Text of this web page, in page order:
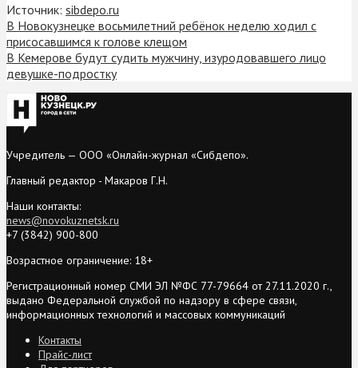
Источник: sibdepo.ru
В Новокузнецке восьмилетний ребёнок неделю ходил с
присосавшимся к голове клещом
В Кемерове будут судить мужчину, изуродовавшего лицо
девушке-подростку
Учредитель — ООО «Онлайн-журнал «Сибдепо».
Главный редактор - Макаров Г.Н.
Наши контакты:
news@novokuznetsk.ru
+7 (3842) 900-800
Возрастное ограничение: 18+
Регистрационный номер СМИ ЭЛ №ФС 77-79664 от 27.11.2020 г.,
выдано Федеральной службой по надзору в сфере связи,
информационных технологий и массовых коммуникаций
Контакты
Прайс-лист